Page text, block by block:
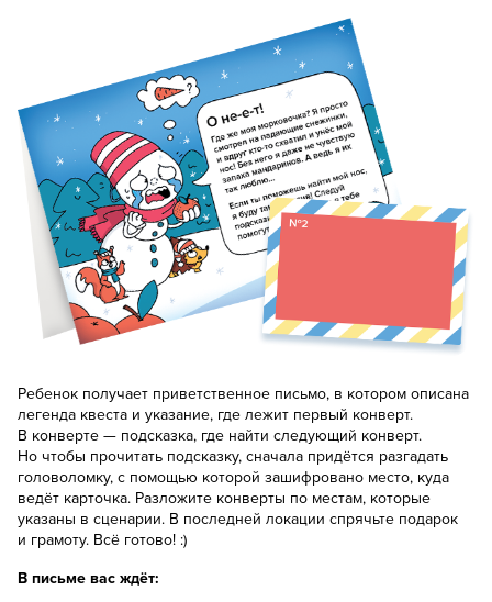
Ребенок получает приветственное письмо, в котором описана
легенда квеста и указание, где лежит первый конверт.
В конверте — подсказка, где найти следующий конверт.
Но чтобы прочитать подсказку, сначала придётся разгадать
головоломку, с помощью которой зашифровано место, куда
ведёт карточка. Разложите конверты по местам, которые
указаны в сценарии. В последней локации спрячьте подарок
и грамоту. Всё готово! :)
В письме вас ждёт: